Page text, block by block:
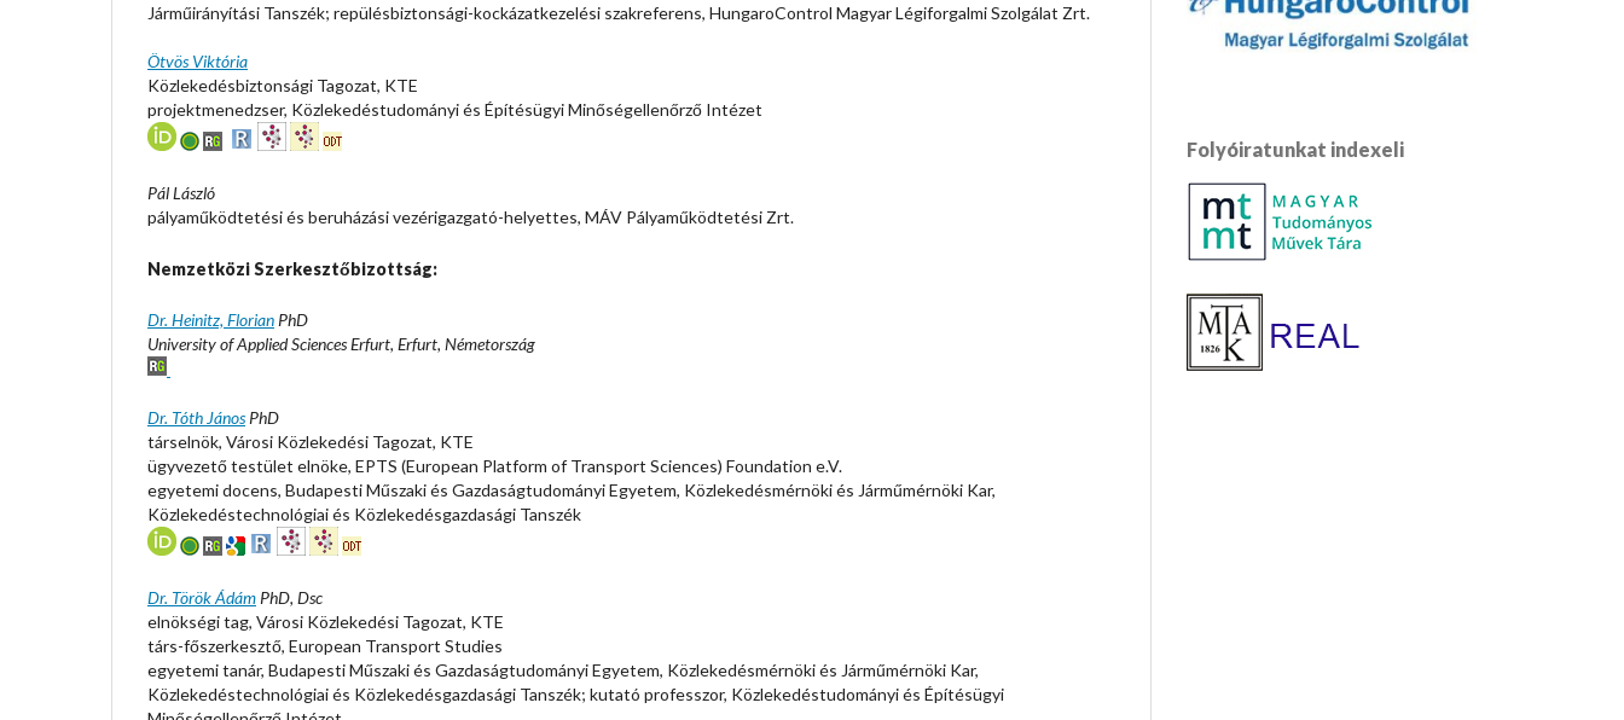
Járműirányítási Tanszék; repülésbiztonsági-kockázatkezelési szakreferens, HungaroControl Magyar Légiforgalmi Szolgálat Zrt.
Ötvös Viktória
Közlekedésbiztonsági Tagozat, KTE
projektmenedzser, Közlekedéstudományi és Építésügyi Minőségellenőrző Intézet
Pál László
pályaműködtetési és beruházási vezérigazgató-helyettes, MÁV Pályaműködtetési Zrt.
Nemzetközi Szerkesztőbizottság:
Dr. Heinitz, Florian PhD
University of Applied Sciences Erfurt, Erfurt, Németország
Dr. Tóth JánosPhD
társelnök, Városi Közlekedési Tagozat, KTE
ügyvezető testület elnöke, EPTS (European Platform of Transport Sciences) Foundation e.V.
egyetemi docens, Budapesti Műszaki és Gazdaságtudományi Egyetem, Közlekedésmérnöki és Járműmérnöki Kar,
Közlekedéstechnológiai és Közlekedésgazdasági Tanszék
Dr. Török Ádám PhD, Dsc
elnökségi tag, Városi Közlekedési Tagozat, KTE
társ-főszerkesztő, European Transport Studies
egyetemi tanár, Budapesti Műszaki és Gazdaságtudományi Egyetem, Közlekedésmérnöki és Járműmérnöki Kar,
Közlekedéstechnológiai és Közlekedésgazdasági Tanszék; kutató professzor, Közlekedéstudományi és Építésügyi
Folyóiratunkat indexeli